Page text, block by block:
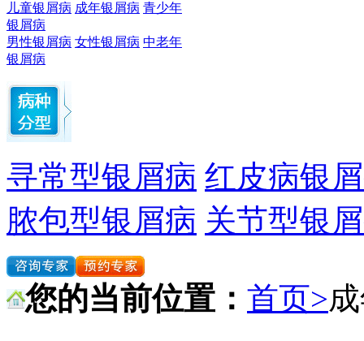
儿童银屑病 成年银屑病 青少年
银屑病
男性银屑病 女性银屑病 中老年
银屑病
寻常型银屑病 红皮病银
脓包型银屑病 关节型银
您的当前位置： 首页>